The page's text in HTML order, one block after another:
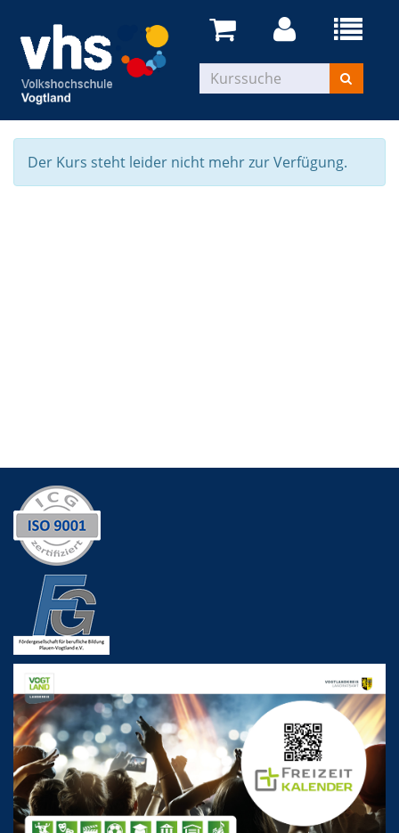
Der Kurs steht leider nicht mehr zur Verfügung.